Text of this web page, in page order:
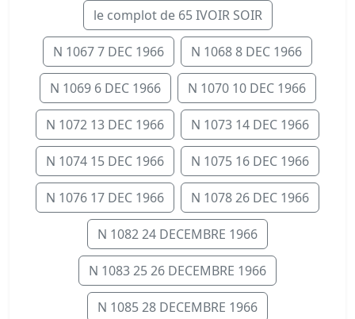
le complot de 65 IVOIR SOIR
N 1067 7 DEC 1966 N 1068 8 DEC 1966
N 1069 6 DEC 1966 N 1070 10 DEC 1966
N 1072 13 DEC 1966 N 1073 14 DEC 1966
N 1074 15 DEC 1966 N 1075 16 DEC 1966
N 1076 17 DEC 1966 N 1078 26 DEC 1966
N 1082 24 DECEMBRE 1966
N 1083 25 26 DECEMBRE 1966
N 1085 28 DECEMBRE 1966